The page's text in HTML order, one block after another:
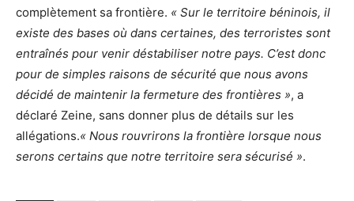
complètement sa frontière. « Sur le territoire béninois, il
existe des bases où dans certaines, des terroristes sont
entraînés pour venir déstabiliser notre pays. C’est donc
pour de simples raisons de sécurité que nous avons
décidé de maintenir la fermeture des frontières », a
déclaré Zeine, sans donner plus de détails sur les
allégations.« Nous rouvrirons la frontière lorsque nous
serons certains que notre territoire sera sécurisé ».